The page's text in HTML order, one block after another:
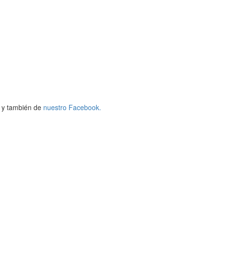
y también de nuestro Facebook.